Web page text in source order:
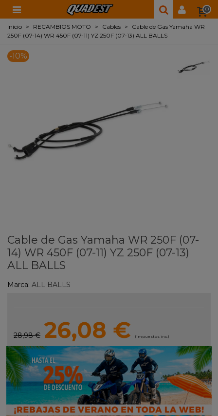
0
Inicio > RECAMBIOS MOTO > Cables >
Cable de Gas Yamaha WR
250F (07-14) WR 450F (07-11) YZ 250F (07-13) ALL BALLS
-10%
Cable de Gas Yamaha WR 250F (07-
14) WR 450F (07-11) YZ 250F (07-13)
ALL BALLS
Marca: ALL BALLS
28,98 € 26,08 € (impuestos inc.)